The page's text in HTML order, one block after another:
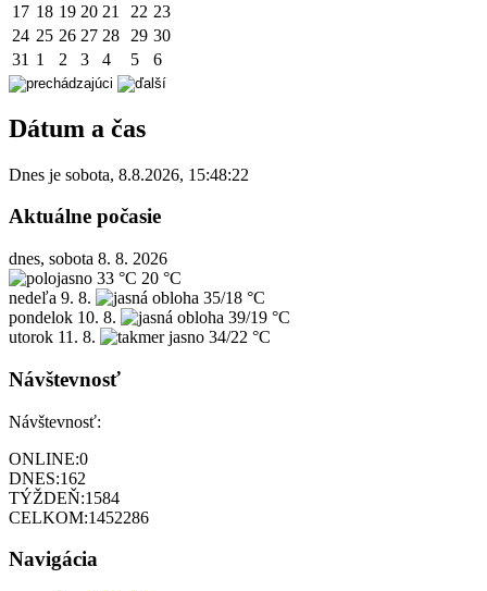
17 18 19 20 21 22 23
24 25 26 27 28 29 30
31 1 2 3 4 5 6
Dátum a čas
Dnes je sobota, 8.8.2026, 15:48:22
Aktuálne počasie
dnes, sobota 8. 8. 2026
33 °C 20 °C
nedeľa 9. 8.
35/18 °C
pondelok 10. 8.
39/19 °C
utorok 11. 8. 34/22 °C
Návštevnosť
Návštevnosť:
ONLINE:0
DNES:162
TÝŽDEŇ:1584
CELKOM:1452286
Navigácia